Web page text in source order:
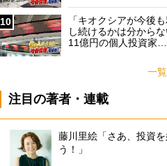
10
「キオクシアが今後
し続けるかは分から
11億円の個人投資家…
一
注目の著者・連載
藤川里絵「さあ、投資を
う！」